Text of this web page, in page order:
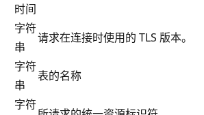
时间
字符
串
请求在连接时使用的 TLS 版本。
字符
串
表的名称
字符